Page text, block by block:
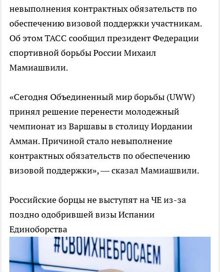
невыполнения контрактных обязательств по
обеспечению визовой поддержки участникам.
Об этом ТАСС сообщил президент Федерации
спортивной борьбы России Михаил
Мамиашвили.
«Сегодня Объединенный мир борьбы (UWW)
принял решение перенести молодежный
чемпионат из Варшавы в столицу Иордании
Амман. Причиной стало невыполнение
контрактных обязательств по обеспечению
визовой поддержки», — сказал Мамиашвили.
Российские борцы не выступят на ЧЕ из-за
поздно одобрившей визы Испании
Единоборства